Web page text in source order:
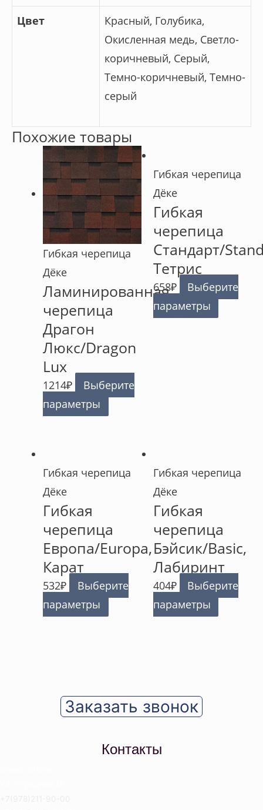
Цвет
Красный, Голубика,
Окисленная медь, Светло-
коричневый, Серый,
Темно-коричневый, Темно-
серый
Похожие товары
Гибкая черепица
Дёке
Ламинированная
черепица
Драгон
Люкс/Dragon
Lux
1214₽
Выберите
параметры
Гибкая черепица
Дёке
Гибкая
черепица
Стандарт/
Тетрис
658₽
Выберите
параметры
Гибкая черепица
Дёке
Гибкая
черепица
Европа/Europa,
Карат
532₽
Выберите
параметры
Гибкая черепица
Дёке
Гибкая
черепица
Бэйсик/Basic,
Лабиринт
404₽
Выберите
параметры
Заказать звонок
Контакты